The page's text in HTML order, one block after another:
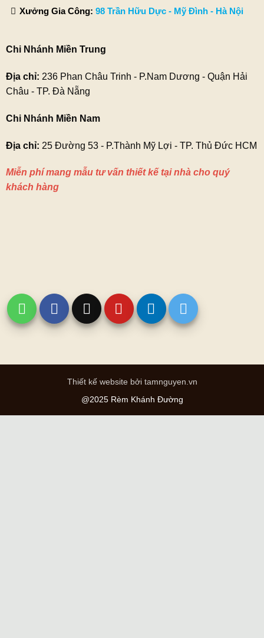
Xưởng Gia Công: 98 Trần Hữu Dực - Mỹ Đình - Hà Nội
Chi Nhánh Miền Trung
Địa chỉ: 236 Phan Châu Trinh - P.Nam Dương - Quận Hải
Châu - TP. Đà Nẵng
Chi Nhánh Miền Nam
Địa chỉ: 25 Đường 53 - P.Thành Mỹ Lợi - TP. Thủ Đức HCM
Miễn phí mang mẫu tư vấn thiết kế tại nhà cho quý
khách hàng
Thiết kế website bởi tamnguyen.vn
@2025 Rèm Khánh Đường